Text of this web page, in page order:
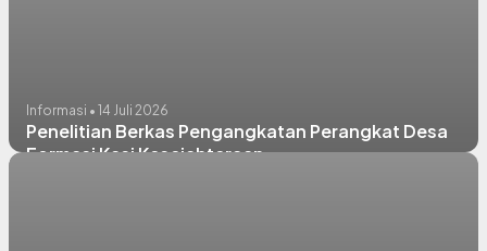
Informasi • 14 Juli 2026
Penelitian Berkas Pengangkatan Perangkat Desa
Formasi Kasi Kesejahteraan